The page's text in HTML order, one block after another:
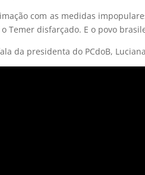
com as medidas
Temer disfarçado. E o povo
da presidenta do PCdoB,